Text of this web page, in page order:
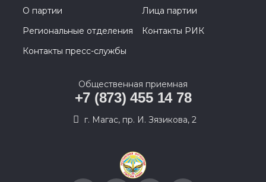
О партии
Лица партии
Региональные отделения
Контакты РИК
Контакты пресс-службы
Общественная приемная
+7 (873) 455 14 78
г. Магас, пр. И. Зязикова, 2